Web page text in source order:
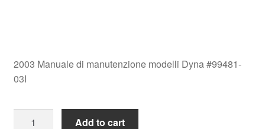
2003 Manuale di manutenzione modelli Dyna #99481-
03I
2003
Add to cart